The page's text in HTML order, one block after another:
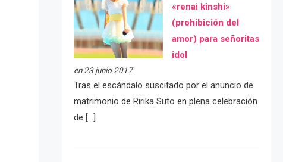
«renai kinshi»
(prohibición del
amor) para señoritas
idol
en 23 junio 2017
Tras el escándalo suscitado por el anuncio de
matrimonio de Ririka Suto en plena celebración
de […]